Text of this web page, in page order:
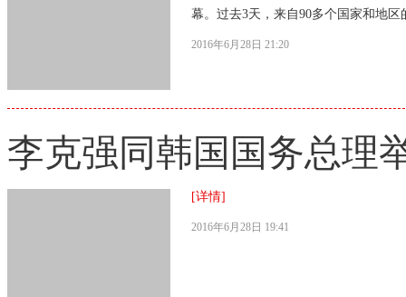
幕。过去3天，来自90多个国家和地
2016年6月28日 21:20
李克强同韩国国务总理
[详情]
2016年6月28日 19:41